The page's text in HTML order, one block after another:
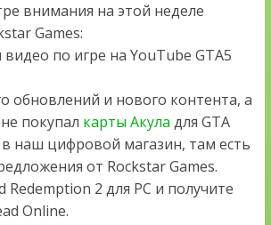
внимания на этой неделе
Games:
по игре на YouTube GTA5
обновлений и нового контента, а
покупал карты Акула для GTA
в наш цифровой магазин, там есть
от Rockstar Games.
Redemption 2 для PC и получите
Online.